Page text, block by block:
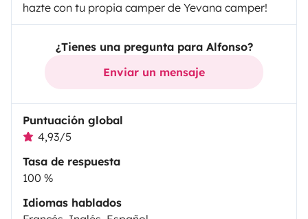
hazte con tu propia camper de Yevana camper!
¿Tienes una pregunta para Alfonso?
Enviar un mensaje
Puntuación global
4,93/5
Tasa de respuesta
100 %
Idiomas hablados